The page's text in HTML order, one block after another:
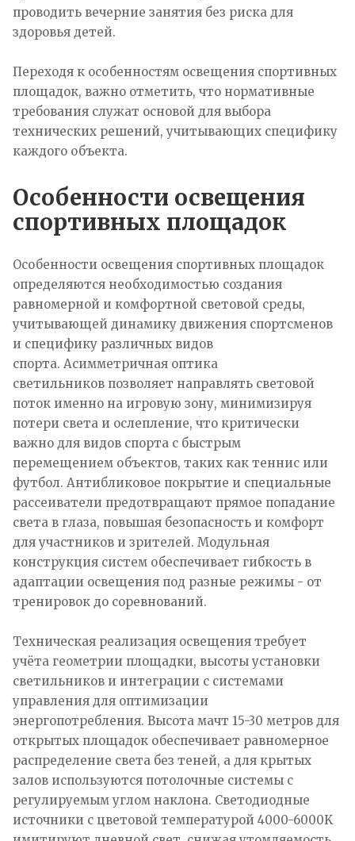
проводить вечерние занятия без риска для
здоровья детей.
Переходя к особенностям освещения спортивных
площадок, важно отметить, что нормативные
требования служат основой для выбора
технических решений, учитывающих специфику
каждого объекта.
Особенности освещения
спортивных площадок
Особенности освещения спортивных площадок
определяются необходимостью создания
равномерной и комфортной световой среды,
учитывающей динамику движения спортсменов
и специфику различных видов
спорта. Асимметричная оптика
светильников позволяет направлять световой
поток именно на игровую зону, минимизируя
потери света и ослепление, что критически
важно для видов спорта с быстрым
перемещением объектов, таких как теннис или
футбол. Антибликовое покрытие и специальные
рассеиватели предотвращают прямое попадание
света в глаза, повышая безопасность и комфорт
для участников и зрителей. Модульная
конструкция систем обеспечивает гибкость в
адаптации освещения под разные режимы - от
тренировок до соревнований.
Техническая реализация освещения требует
учёта геометрии площадки, высоты установки
светильников и интеграции с системами
управления для оптимизации
энергопотребления. Высота мачт 15-30 метров для
открытых площадок обеспечивает равномерное
распределение света без теней, а для крытых
залов используются потолочные системы с
регулируемым углом наклона. Светодиодные
источники с цветовой температурой 4000-6000K